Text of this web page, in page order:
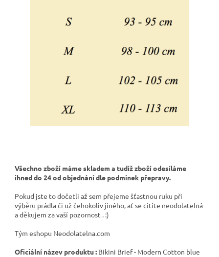
Všechno zboží máme skladem a tudíž zboží odesíláme
ihned do 24 od objednání dle podmínek přepravy.
Pokud jste to dočetli až sem přejeme šťastnou ruku při
výběru prádla či už čehokoliv jiného, ať se cítíte neodolatelná
a děkujem za vaší pozornost . :)
Tým eshopu Neodolatelna.com
Oficiální název produktu : Bikini Brief - Modern Cotton blue